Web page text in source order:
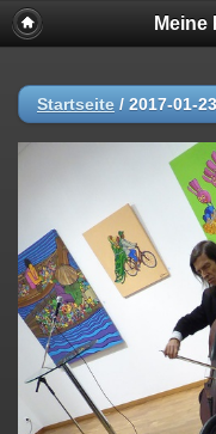
Meine
Startseite / 2017-01-